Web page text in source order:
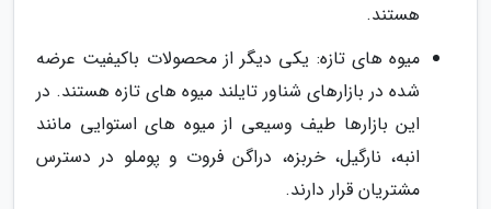
هستند.
میوه های تازه: یکی دیگر از محصولات باکیفیت عرضه
شده در بازارهای شناور تایلند میوه های تازه هستند. در
این بازارها طیف وسیعی از میوه های استوایی مانند
انبه، نارگیل، خربزه، دراگن فروت و پوملو در دسترس
مشتریان قرار دارند.